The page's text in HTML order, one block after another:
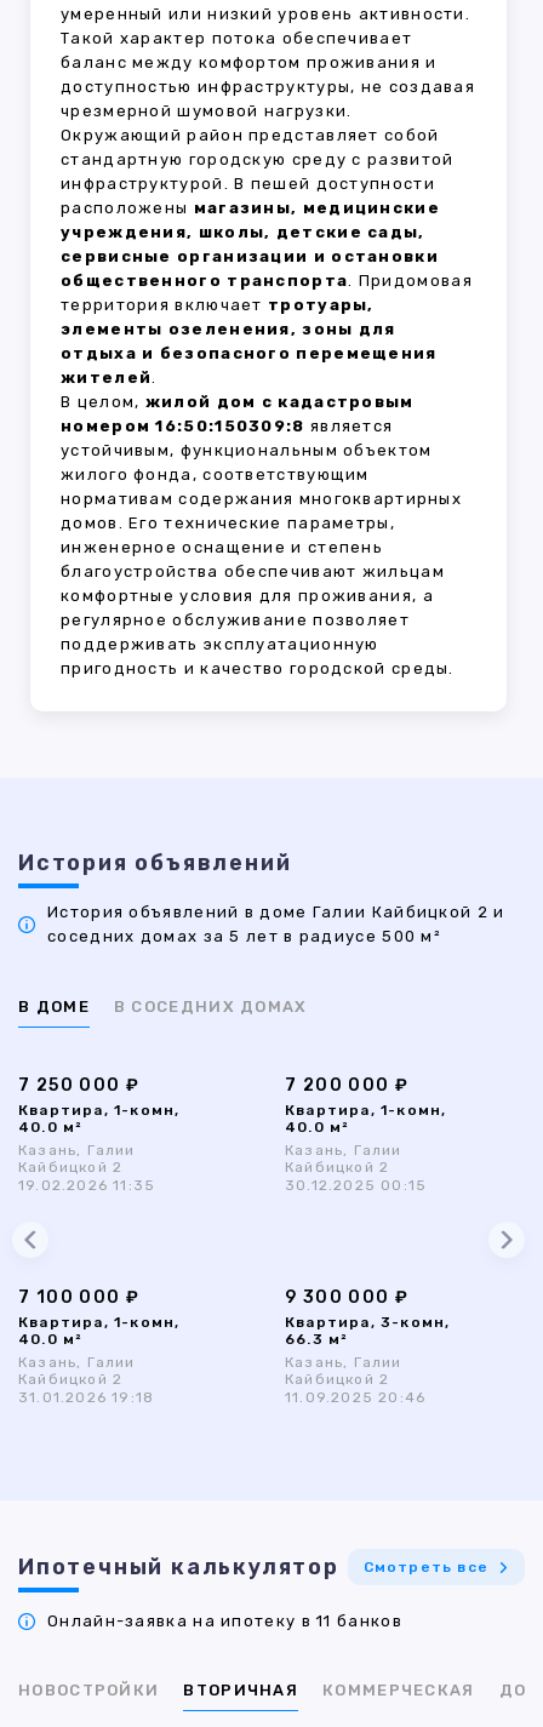
умеренный или низкий уровень активности.
Такой характер потока обеспечивает
баланс между комфортом проживания и
доступностью инфраструктуры, не создавая
чрезмерной шумовой нагрузки.
Окружающий район представляет собой
стандартную городскую среду с развитой
инфраструктурой. В пешей доступности
расположены магазины, медицинские
учреждения, школы, детские сады,
сервисные организации и остановки
общественного транспорта. Придомовая
территория включает тротуары,
элементы озеленения, зоны для
отдыха и безопасного перемещения
жителей.
В целом, жилой дом с кадастровым
номером 16:50:150309:8 является
устойчивым, функциональным объектом
жилого фонда, соответствующим
нормативам содержания многоквартирных
домов. Его технические параметры,
инженерное оснащение и степень
благоустройства обеспечивают жильцам
комфортные условия для проживания, а
регулярное обслуживание позволяет
поддерживать эксплуатационную
пригодность и качество городской среды.
История объявлений
История объявлений в доме Галии Кайбицкой 2 и
соседних домах за 5 лет в радиусе 500 м²
В ДОМЕ В СОСЕДНИХ ДОМАХ
7 250 000 ₽
Квартира, 1-комн,
40.0 м²
Казань, Галии
Кайбицкой 2
19.02.2026 11:35
7 200 000 ₽
Квартира, 1-комн,
40.0 м²
Казань, Галии
Кайбицкой 2
30.12.2025 00:15
7 100 000 ₽
Квартира, 1-комн,
40.0 м²
Казань, Галии
Кайбицкой 2
31.01.2026 19:18
9 300 000 ₽
Квартира, 3-комн,
66.3 м²
Казань, Галии
Кайбицкой 2
11.09.2025 20:46
Ипотечный калькулятор Смотреть все
Онлайн-заявка на ипотеку в 11 банков
НОВОСТРОЙКИ ВТОРИЧНАЯ КОММЕРЧЕСКАЯ ДОМ